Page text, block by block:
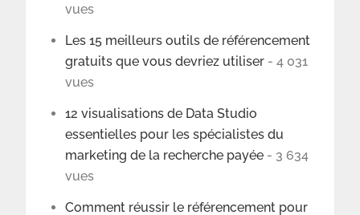
vues
Les 15 meilleurs outils de référencement
gratuits que vous devriez utiliser - 4 031
vues
12 visualisations de Data Studio
essentielles pour les spécialistes du
marketing de la recherche payée - 3 634
vues
Comment réussir le référencement pour